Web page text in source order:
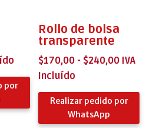
por
Rollo de bolsa
transparente
$170,00 - $240,00Rango
precios:
desde
$170,00
IVA
Incluído
Realizar pedido por
WhatsApp